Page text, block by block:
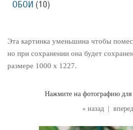
« назад
Нажмите на фотографию для
Эта картинка уменьшина чтобы
но при сохранении она будет
размере 1000 x 1227.
ОБОИ (10)